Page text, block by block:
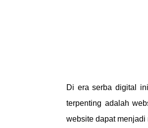
Di era serba digital
terpenting adalah
website dapat